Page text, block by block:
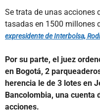
Se trata de unas acciones
tasadas en 1500 millones
expresidente de Interbolsa,
Por su parte, el juez
en Bogotá, 2
herencia le de 3 lotes en
Bancolombia, una cuenta
acciones.